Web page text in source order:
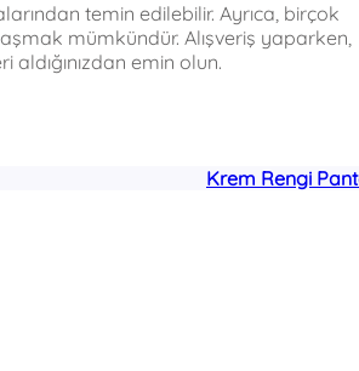
temin edilebilir. Ayrıca, birçok
mümkündür. Alışveriş yaparken,
emin olun.
Krem Rengi